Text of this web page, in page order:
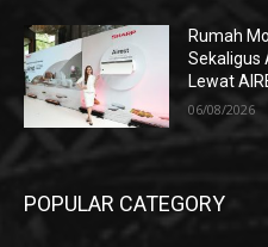
Rumah
Sekaligus
Lewat
06/08/2026
POPULAR CATEGORY